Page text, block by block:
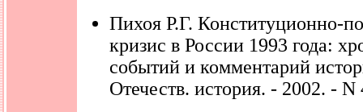
Пихоя Р.Г. Конституционно-
кризис в России 1993 года:
событий и комментарий
Отечеств. история. - 2002. -